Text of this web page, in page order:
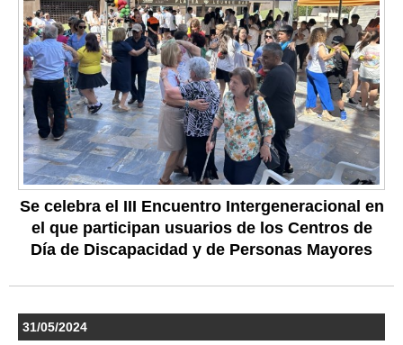
Se celebra el III Encuentro Intergeneracional en
el que participan usuarios de los Centros de
Día de Discapacidad y de Personas Mayores
31/05/2024